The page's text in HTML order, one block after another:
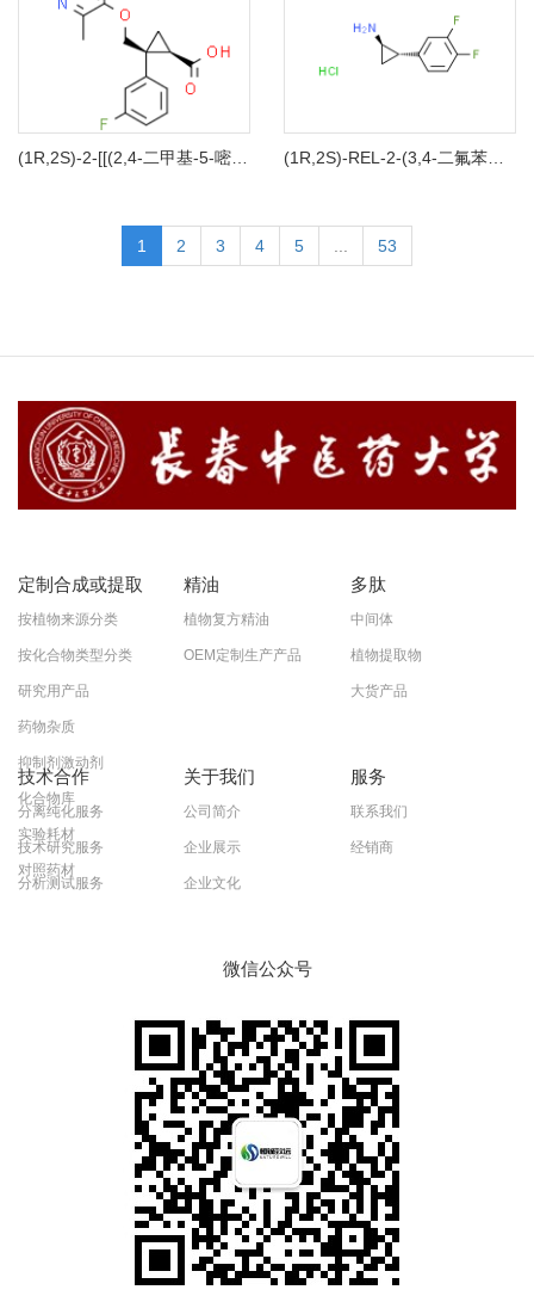
1 2 3 4 5 53
定制合成或提取
按植物来源分类
按化合物类型分类
研究用产品
药物杂质
抑制剂激动剂
化合物库
实验耗材
对照药材
精油
植物复方精油
OEM定制生产产品
多肽
中间体
植物提取物
大货产品
技术合作
分离纯化服务
技术研究服务
分析测试服务
关于我们
公司简介
企业展示
企业文化
服务
联系我们
经销商
微信公众号